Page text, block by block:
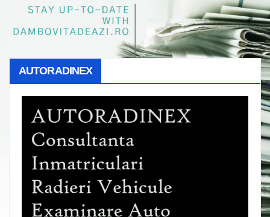
AUTORADINEX